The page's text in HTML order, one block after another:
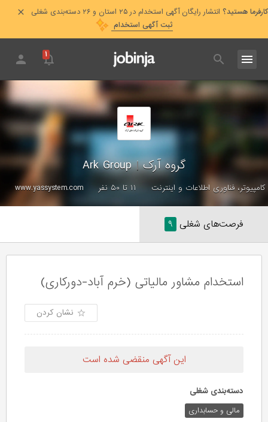
کارفرما هستید؟ انتشار رایگان آگهی استخدام در ۲۵ استان و ۲۶ دسته‌بندی شغلی
ثبت آگهی استخدام
۱
گروه آرک|
Ark Group
کامپیوتر، فناوری اطلاعات و اینترنت ۱۱ تا ۵۰ نفر www.yassystem.com
فرصت‌های شغلی ۹
استخدام مشاور مالیاتی (خرم آباد-دورکاری)
نشان کردن
این آگهی منقضی شده است
دسته‌بندی شغلی
مالی و حسابداری